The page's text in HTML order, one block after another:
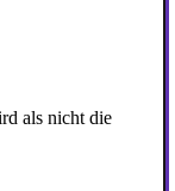
als nicht die